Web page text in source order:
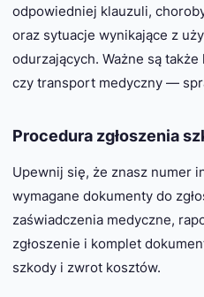
odpowiedniej klauzuli,
oraz sytuacje wynikające z
odurzających. Ważne są
czy transport medyczny —
Procedura zgłoszenia
Upewnij się, że znasz numer
wymagane dokumenty do
zaświadczenia medyczne,
zgłoszenie i komplet
szkody i zwrot kosztów.